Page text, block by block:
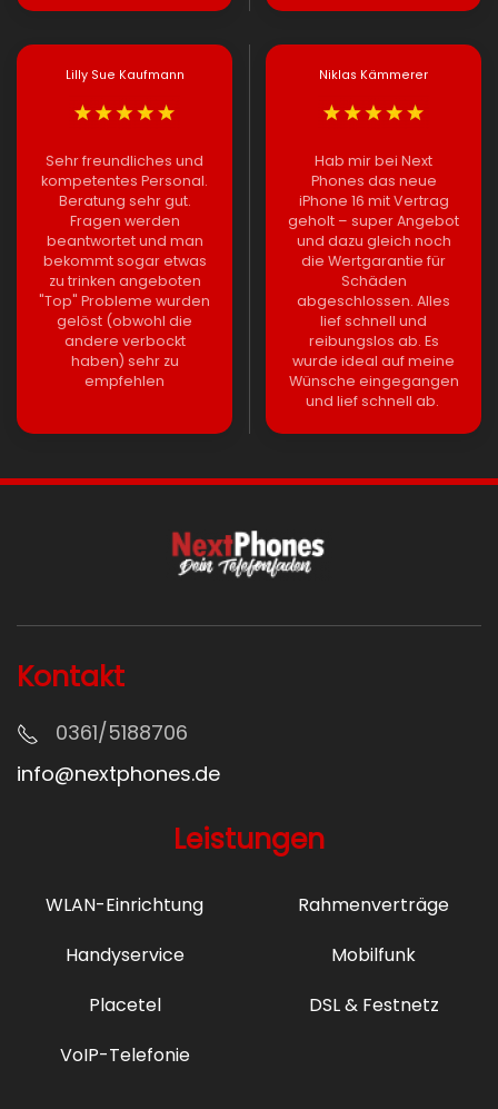
Lilly Sue Kaufmann
Sehr freundliches und
kompetentes Personal.
Beratung sehr gut.
Fragen werden
beantwortet und man
bekommt sogar etwas
zu trinken angeboten
"Top" Probleme wurden
gelöst (obwohl die
andere verbockt
haben) sehr zu
empfehlen
Niklas Kämmerer
Hab mir bei Next
Phones das neue
iPhone 16 mit Vertrag
geholt – super Angebot
und dazu gleich noch
die Wertgarantie für
Schäden
abgeschlossen. Alles
lief schnell und
reibungslos ab. Es
wurde ideal auf meine
Wünsche eingegangen
und lief schnell ab.
Kontakt
0361/5188706
info@nextphones.de
Leistungen
WLAN-Einrichtung
Handyservice
Placetel
VoIP-Telefonie
Rahmenverträge
Mobilfunk
DSL & Festnetz